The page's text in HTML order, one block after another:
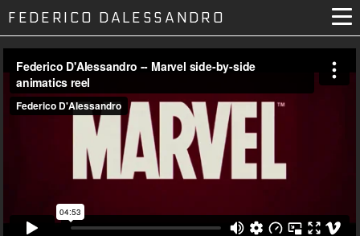
FEDERICO DALESSANDRO